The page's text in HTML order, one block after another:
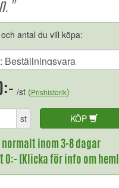
antal du vill köpa:
/st (Prishistorik)
st KÖP
normalt inom 3-8 dagar
0:- (Klicka för info om